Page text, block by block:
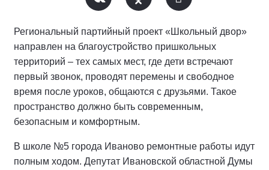
Региональный партийный проект «Школьный двор»
направлен на благоустройство пришкольных
территорий – тех самых мест, где дети встречают
первый звонок, проводят перемены и свободное
время после уроков, общаются с друзьями. Такое
пространство должно быть современным,
безопасным и комфортным.
В школе №5 города Иваново ремонтные работы идут
полным ходом. Депутат Ивановской областной Думы